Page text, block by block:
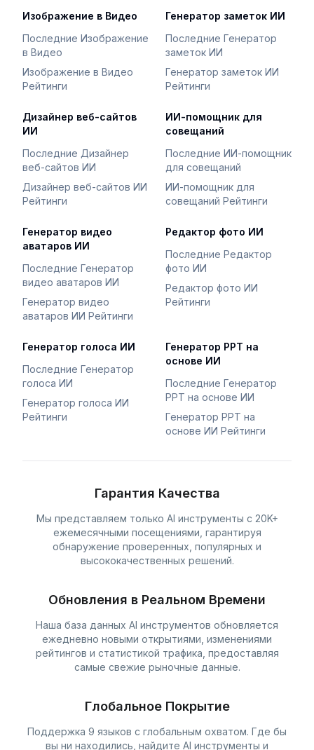
Изображение в Видео
Последние Изображение
в Видео
Изображение в Видео
Рейтинги
Генератор заметок ИИ
Последние Генератор
заметок ИИ
Генератор заметок ИИ
Рейтинги
Дизайнер веб-сайтов
ИИ
Последние Дизайнер
веб-сайтов ИИ
Дизайнер веб-сайтов ИИ
Рейтинги
ИИ-помощник для
совещаний
Последние ИИ-помощник
для совещаний
ИИ-помощник для
совещаний Рейтинги
Генератор видео
аватаров ИИ
Последние Генератор
видео аватаров ИИ
Генератор видео
аватаров ИИ Рейтинги
Редактор фото ИИ
Последние Редактор
фото ИИ
Редактор фото ИИ
Рейтинги
Генератор голоса ИИ
Последние Генератор
голоса ИИ
Генератор голоса ИИ
Рейтинги
Генератор PPT на
основе ИИ
Последние Генератор
PPT на основе ИИ
Генератор PPT на
основе ИИ Рейтинги
Гарантия Качества
Мы представляем только AI инструменты с 20K+
ежемесячными посещениями, гарантируя
обнаружение проверенных, популярных и
высококачественных решений.
Обновления в Реальном Времени
Наша база данных AI инструментов обновляется
ежедневно новыми открытиями, изменениями
рейтингов и статистикой трафика, предоставляя
самые свежие рыночные данные.
Глобальное Покрытие
Поддержка 9 языков с глобальным охватом. Где бы
вы ни находились, найдите AI инструменты и